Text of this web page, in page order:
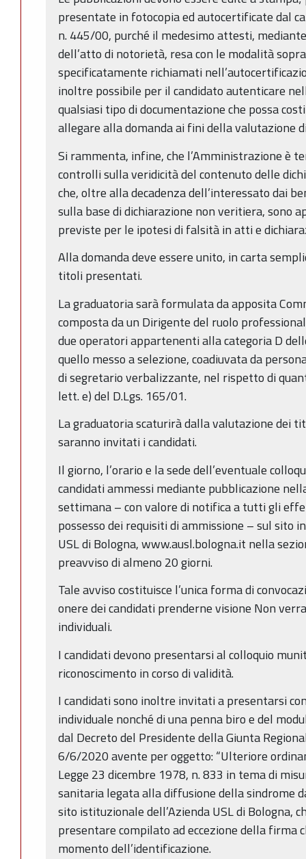
presentate in fotocopia ed autocertificate dal
n. 445/00, purché il medesimo attesti,
dell’atto di notorietà, resa con le modalità
specificatamente richiamati
inoltre possibile per il candidato autenticare
qualsiasi tipo di documentazione che possa
allegare alla domanda ai fini della valutazione
Si rammenta, infine, che l’Amministrazione è
controlli sulla veridicità del contenuto delle
che, oltre alla decadenza dell’interessato dai
sulla base di dichiarazione non veritiera, sono
previste per le ipotesi di falsità in atti e
Alla domanda deve essere unito, in carta
titoli presentati.
La graduatoria sarà formulata da apposita
composta da un Dirigente del ruolo
due operatori appartenenti alla categoria D
quello messo a selezione, coadiuvata da
di segretario verbalizzante, nel rispetto di
lett. e) del D.Lgs. 165/01.
La graduatoria scaturirà dalla valutazione dei
saranno invitati i candidati.
Il giorno, l’orario e la sede dell’eventuale
candidati ammessi mediante pubblicazione
settimana – con valore di notifica a tutti gli
possesso dei requisiti di ammissione – sul sito
USL di Bologna, www.ausl.bologna.it nella
preavviso di almeno 20 giorni.
Tale avviso costituisce l’unica forma di
onere dei candidati prenderne visione Non
individuali.
I candidati devono presentarsi al colloquio
riconoscimento in corso di validità.
I candidati sono inoltre invitati a presentarsi
individuale nonché di una penna biro e del
dal Decreto del Presidente della Giunta
6/6/2020 avente per oggetto: “Ulteriore
Legge 23 dicembre 1978, n. 833 in tema di
sanitaria legata alla diffusione della sindrome
sito istituzionale dell’Azienda USL di Bologna,
presentare compilato ad eccezione della firma
momento dell’identificazione.